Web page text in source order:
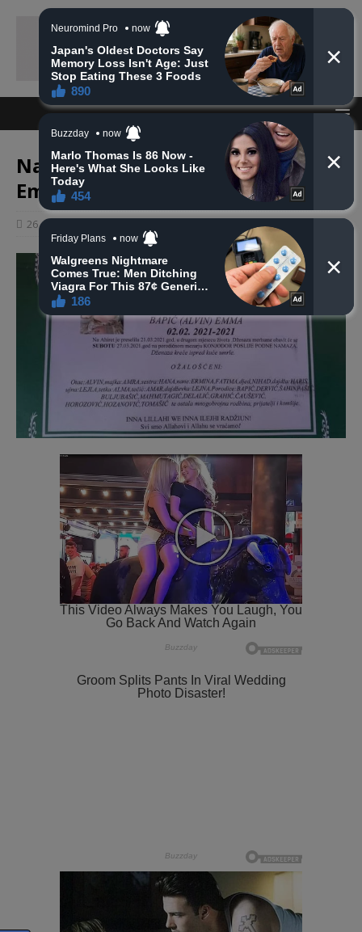
Na Ahiret preselila Bapić (Alvin)
Emma
26 ožujka, 2021